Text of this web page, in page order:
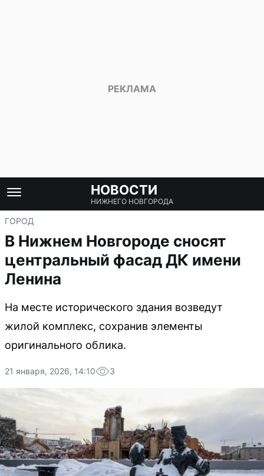
НОВОСТИ
НИЖНЕГО НОВГОРОДА
ГОРОД
В Нижнем Новгороде сносят
центральный фасад ДК имени
Ленина
На месте исторического здания возведут
жилой комплекс, сохранив элементы
оригинального облика.
21 января, 2026, 14:10 3